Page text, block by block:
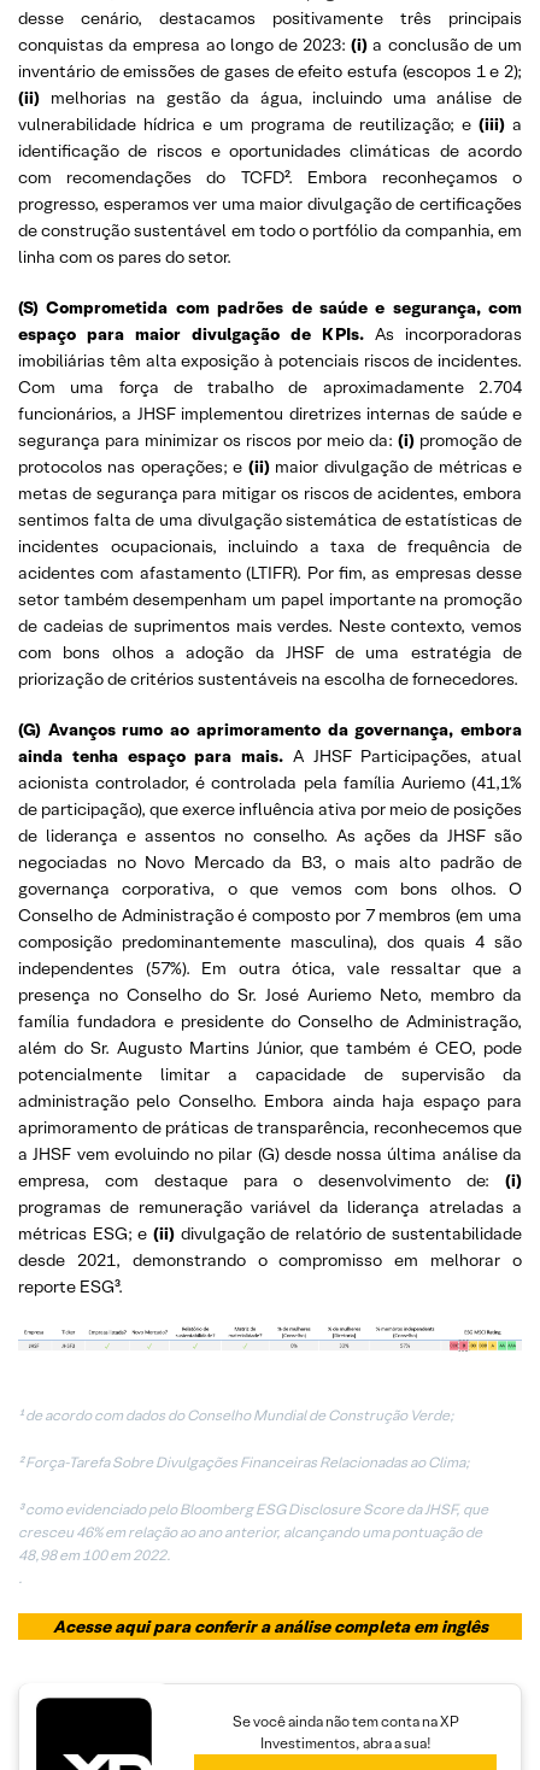
desse cenário, destacamos positivamente três principais
conquistas da empresa ao longo de 2023:(i) a conclusão de um
inventário de emissões de gases de efeito estufa (escopos 1 e 2);
(ii) melhorias na gestão da água, incluindo uma análise de
vulnerabilidade hídrica e um programa de reutilização; e (iii) a
identificação de riscos e oportunidades climáticas de acordo
com recomendações do TCFD². Embora reconheçamos o
progresso, esperamos ver uma maior divulgação de certificações
de construção sustentável em todo o portfólio da companhia, em
linha com os pares do setor.
(S) Comprometida com padrões de saúde e segurança, com
espaço para maior divulgação de KPIs. As incorporadoras
imobiliárias têm alta exposição à potenciais riscos de incidentes.
Com uma força de trabalho de aproximadamente 2.704
funcionários, a JHSF implementou diretrizes internas de saúde e
segurança para minimizar os riscos por meio da: (i) promoção de
protocolos nas operações; e (ii)maior divulgação de métricas e
metas de segurança para mitigar os riscos de acidentes, embora
sentimos falta de uma divulgação sistemática de estatísticas de
incidentes ocupacionais, incluindo a taxa de frequência de
acidentes com afastamento (LTIFR). Por fim, as empresas desse
setor também desempenham um papel importante na promoção
de cadeias de suprimentos mais verdes. Neste contexto, vemos
com bons olhos a adoção da JHSF de uma estratégia de
priorização de critérios sustentáveis na escolha de fornecedores.
(G) Avanços rumo ao aprimoramento da governança, embora
ainda tenha espaço para mais. A JHSF Participações, atual
acionista controlador, é controlada pela família Auriemo (41,1%
de participação), que exerce influência ativa por meio de posições
de liderança e assentos no conselho. As ações da JHSF são
negociadas no Novo Mercado da B3, o mais alto padrão de
governança corporativa, o que vemos com bons olhos. O
Conselho de Administração é composto por 7 membros (em uma
composição predominantemente masculina), dos quais 4 são
independentes (57%). Em outra ótica, vale ressaltar que a
presença no Conselho do Sr. José Auriemo Neto, membro da
família fundadora e presidente do Conselho de Administração,
além do Sr. Augusto Martins Júnior, que também é CEO, pode
potencialmente limitar a capacidade de supervisão da
administração pelo Conselho. Embora ainda haja espaço para
aprimoramento de práticas de transparência, reconhecemos que
a JHSF vem evoluindo no pilar (G) desde nossa última análise da
empresa, com destaque para o desenvolvimento de: (i)
programas de remuneração variável da liderança atreladas a
métricas ESG; e (ii)divulgação de relatório de sustentabilidade
desde 2021, demonstrando o compromisso em melhorar o
reporte ESG³.
¹ de acordo com dados do Conselho Mundial de Construção Verde;
² Força-Tarefa Sobre Divulgações Financeiras Relacionadas ao Clima;
³ como evidenciado pelo Bloomberg ESG Disclosure Score da JHSF, que
cresceu 46% em relação ao ano anterior, alcançando uma pontuação de
48,98 em 100 em 2022.
Acesse aqui para conferir a análise completa em inglês
Se você ainda não tem conta na XP
Investimentos, abra a sua!